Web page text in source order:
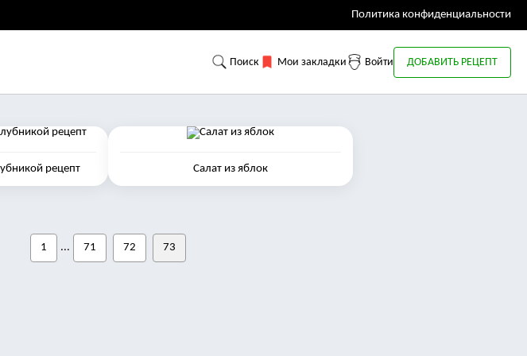
Политика конфиденциальности
Поиск Мои закладки Войти ДОБАВИТЬ РЕЦЕПТ
рецепт Салат из яблок
1 ... 71 72 73